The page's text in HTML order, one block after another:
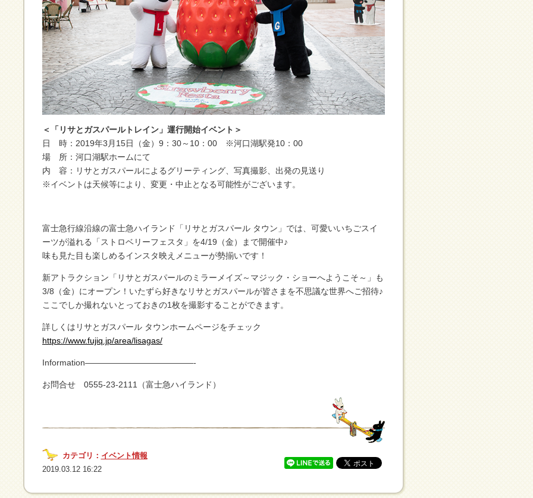
＜「リサとガスパールトレイン」運行開始イベント＞
日 時：2019年3月15日（金）9：30～10：00 ※河口湖駅発10：00
場 所：河口湖駅ホームにて
内 容：リサとガスパールによるグリーティング、写真撮影、出発の見送り
※イベントは天候等により、変更・中止となる可能性がございます。
富士急行線沿線の富士急ハイランド「リサとガスパール タウン」では、可愛いいちごスイ
ーツが溢れる「ストロベリーフェスタ」を4/19（金）まで開催中♪
味も見た目も楽しめるインスタ映えメニューが勢揃いです！
新アトラクション「リサとガスパールのミラーメイズ～マジック・ショーへようこそ～」も
3/8（金）にオープン！いたずら好きなリサとガスパールが皆さまを不思議な世界へご招待♪
ここでしか撮れないとっておきの1枚を撮影することができます。
詳しくはリサとガスパール タウンホームページをチェック
https://www.fujiq.jp/area/lisagas/
Information—————————————-
お問合せ 0555-23-2111（富士急ハイランド）
カテゴリ： イベント情報
2019.03.12 16:22